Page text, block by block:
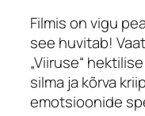
Filmis on vigu
see huvitab!
„Viiruse“
silma ja kõrva
emotsioonide